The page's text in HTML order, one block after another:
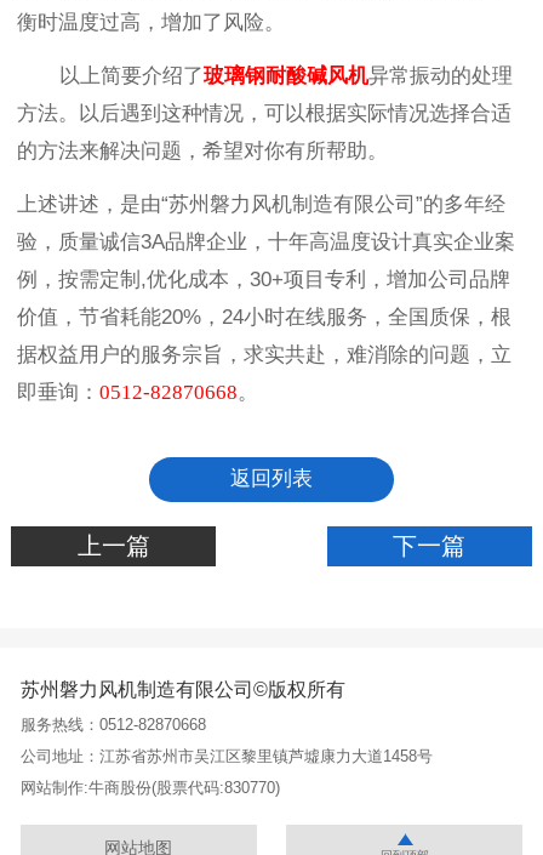
衡时温度过高，增加了风险。
以上简要介绍了玻璃钢耐酸碱风机异常振动的处理
方法。以后遇到这种情况，可以根据实际情况选择合适
的方法来解决问题，希望对你有所帮助。
上述讲述，是由“苏州磐力风机制造有限公司”的多年经
验，质量诚信3A品牌企业，十年高温度设计真实企业案
例，按需定制,优化成本，30+项目专利，增加公司品牌
价值，节省耗能20%，24小时在线服务，全国质保，根
据权益用户的服务宗旨，求实共赴，难消除的问题，立
即垂询： 0512-82870668。
返回列表
上一篇 下一篇
苏州磐力风机制造有限公司©版权所有
服务热线：0512-82870668
公司地址：江苏省苏州市吴江区黎里镇芦墟康力大道1458号
网站制作:牛商股份(股票代码:830770)
网站地图